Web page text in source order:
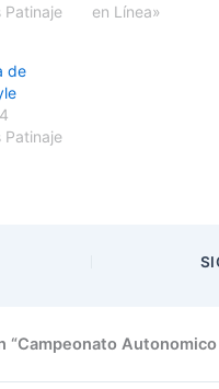
Patinaje
en Línea»
de
Patinaje
“Campeonato